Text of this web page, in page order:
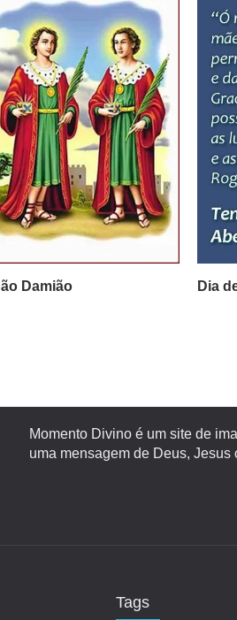
Damião Dia
Momento Divino é um site de
uma mensagem de Deus,
Tags